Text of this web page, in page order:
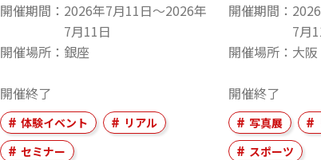
開催期間
2026年7月11日〜2026年
7月11日
開催場所
銀座
開催終了
体験イベント
リアル
セミナー
開催期間
7月
開催場所
大阪
開催終了
写真展
スポーツ